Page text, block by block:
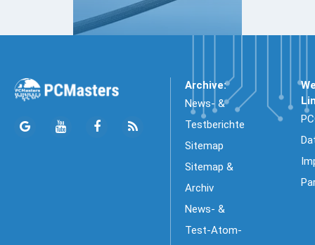
Archive:
News- &
Testberichte
Sitemap
Sitemap &
Archiv
News- &
Test-Atom-